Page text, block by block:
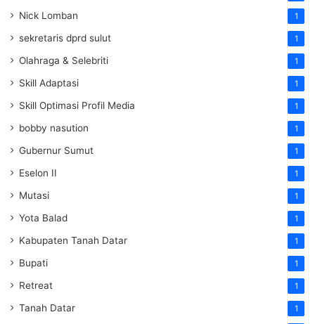
Nick Lomban 1
sekretaris dprd sulut 1
Olahraga & Selebriti 1
Skill Adaptasi 1
Skill Optimasi Profil Media 1
bobby nasution 1
Gubernur Sumut 1
Eselon II 1
Mutasi 1
Yota Balad 1
Kabupaten Tanah Datar 1
Bupati 1
Retreat 1
Tanah Datar 1